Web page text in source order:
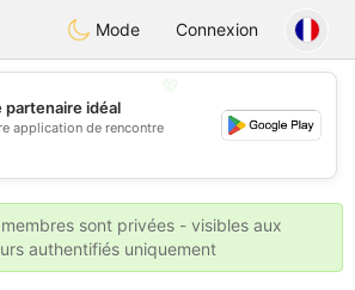
Bahebik
Mode Connexion
💕
💕
partenaire idéal
application de rencontre
sont privées - visibles aux
authentifiés uniquement